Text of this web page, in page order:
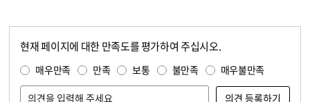
현재 페이지에 대한 만족도를 평가하여 주십시오.
매우만족 만족 보통 불만족 매우불만족